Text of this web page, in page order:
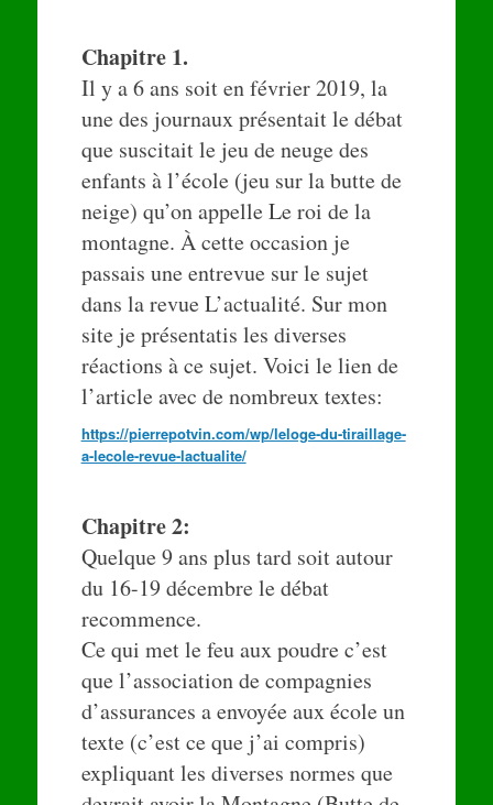
Chapitre 1.
Il y a 6 ans soit en février 2019, la
une des journaux présentait le débat
que suscitait le jeu de neuge des
enfants à l’école (jeu sur la butte de
neige) qu’on appelle Le roi de la
montagne. À cette occasion je
passais une entrevue sur le sujet
dans la revue L’actualité. Sur mon
site je présentatis les diverses
réactions à ce sujet. Voici le lien de
l’article avec de nombreux textes:
https://pierrepotvin.com/wp/leloge-du-tiraillage-
a-lecole-revue-lactualite/
Chapitre 2:
Quelque 9 ans plus tard soit autour
du 16-19 décembre le débat
recommence.
Ce qui met le feu aux poudre c’est
que l’association de compagnies
d’assurances a envoyée aux école un
texte (c’est ce que j’ai compris)
expliquant les diverses normes que